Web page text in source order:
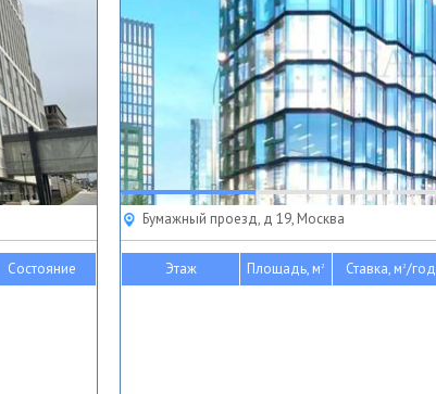
Состояние
Бумажный проезд, д 19, Москва
Этаж Площадь, м2 Ставка, м2/год